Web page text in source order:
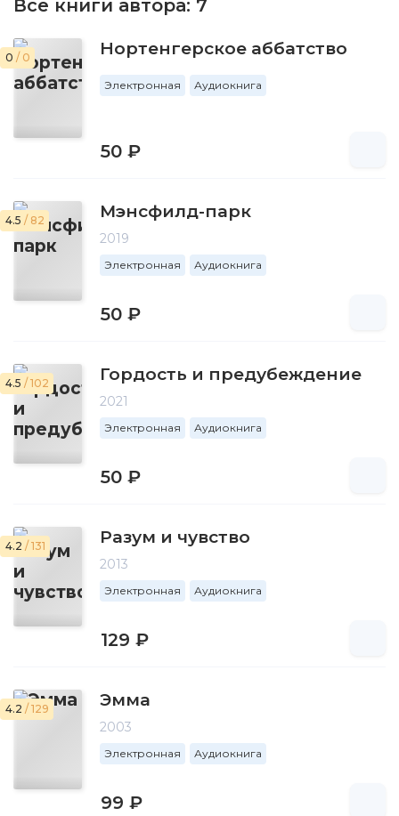
Все книги автора: 7
0 / 0 Нортенгерское аббатство
Электронная Аудиокнига
50 ₽
4.5 / 82 Мэнсфилд-парк
2019
Электронная Аудиокнига
50 ₽
4.5 / 102 Гордость и предубеждение
2021
Электронная Аудиокнига
50 ₽
4.2 / 131 Разум и чувство
2013
Электронная Аудиокнига
129 ₽
4.2 / 129 Эмма
2003
Электронная Аудиокнига
99 ₽